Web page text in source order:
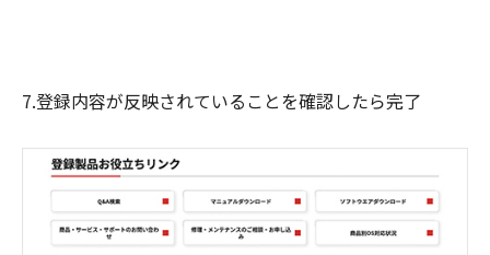
7.登録内容が反映されていることを確認したら完了